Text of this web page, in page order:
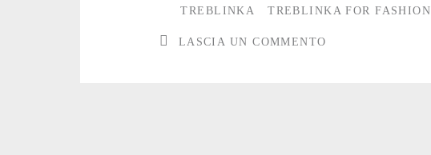
TREBLINKA
TREBLINKA FOR FASHION
LASCIA UN COMMENTO